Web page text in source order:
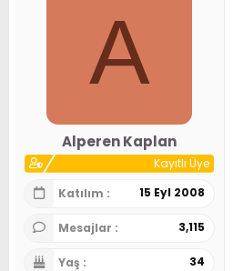
A
Alperen Kaplan
Kayıtlı Üye
Katılım
15 Eyl 2008
Mesajlar 3,115
Yaş 34